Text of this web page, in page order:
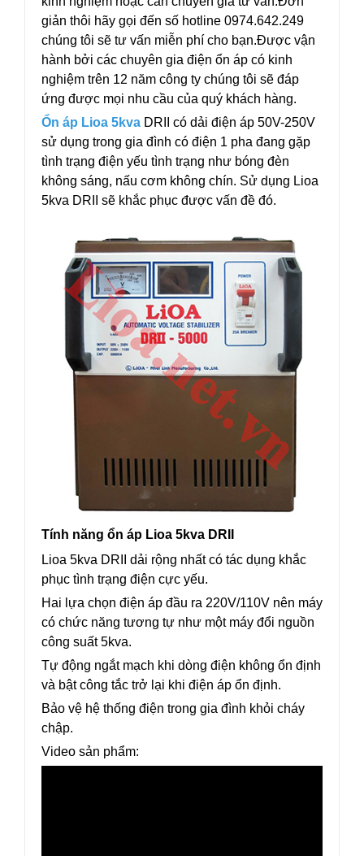
giản thôi hãy gọi đến số hotline 0974.642.249
chúng tôi sẽ tư vấn miễn phí cho bạn.Được vận
hành bởi các chuyên gia điện ổn áp có kinh
nghiệm trên 12 năm công ty chúng tôi sẽ đáp
ứng được mọi nhu cầu của quý khách hàng.
Ổn áp Lioa 5kva DRII có dải điện áp 50V-250V
sử dụng trong gia đình có điện 1 pha đang gặp
tình trạng điện yếu tình trạng như bóng đèn
không sáng, nấu cơm không chín. Sử dụng Lioa
5kva DRII sẽ khắc phục được vấn đề đó.
Tính năng ổn áp Lioa 5kva DRII
Lioa 5kva DRII dải rộng nhất có tác dụng khắc
phục tình trạng điện cực yếu.
Hai lựa chọn điện áp đầu ra 220V/110V nên máy
có chức năng tương tự như một máy đổi nguồn
công suất 5kva.
Tự động ngắt mạch khi dòng điện không ổn định
và bật công tắc trở lại khi điện áp ổn định.
Bảo vệ hệ thống điện trong gia đình khỏi cháy
chập.
Video sản phẩm: